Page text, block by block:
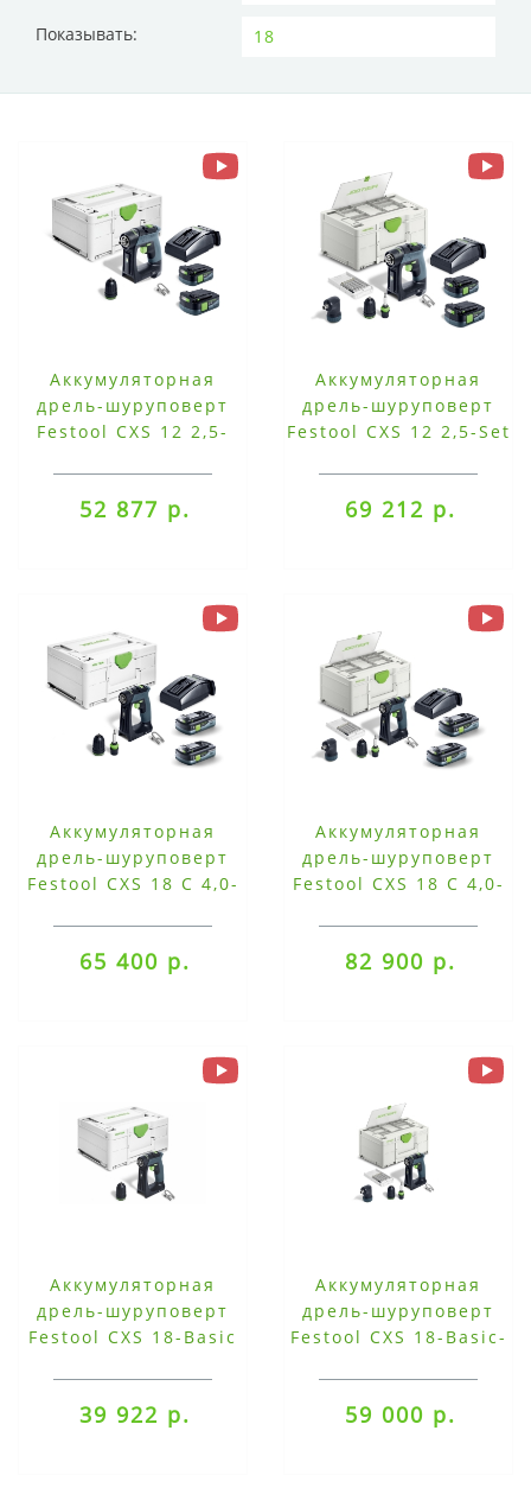
Показывать:
Аккумуляторная
дрель-шуруповерт
Festool CXS 12 2,5-
52 877 р.
Аккумуляторная
дрель-шуруповерт
Festool CXS 12 2,5-Set
69 212 р.
Аккумуляторная
дрель-шуруповерт
Festool CXS 18 C 4,0-
65 400 р.
Аккумуляторная
дрель-шуруповерт
Festool CXS 18 C 4,0-
82 900 р.
Аккумуляторная
дрель-шуруповерт
Festool CXS 18-Basic
39 922 р.
Аккумуляторная
дрель-шуруповерт
Festool CXS 18-Basic-
59 000 р.